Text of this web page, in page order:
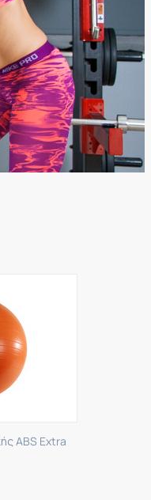
Extra